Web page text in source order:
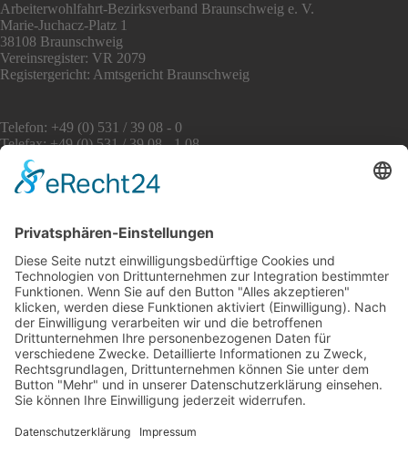
Arbeiterwohlfahrt-Bezirksverband Braunschweig e. V.
Marie-Juchacz-Platz 1
38108 Braunschweig
Vereinsregister: VR 2079
Registergericht: Amtsgericht Braunschweig
Telefon: +49 (0) 531 / 39 08 - 0
Telefax: +49 (0) 531 / 39 08 - 1 08
E-Mail: info [at] awo-bs.de
Service
Sitemap
Impressum
Datenschutz
Social Media